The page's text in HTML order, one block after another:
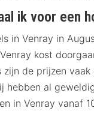
ik voor een
in Venray in
kost
zijn de prijzen
hebben al
in Venray vanaf